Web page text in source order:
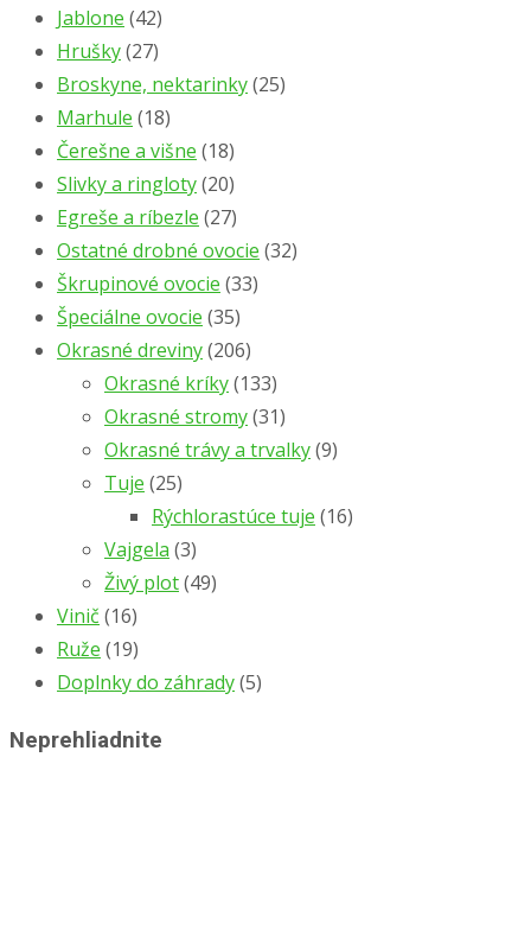
Jablone (42)
Hrušky(27)
Broskyne, nektarinky(25)
Marhule (18)
Čerešne a višne (18)
Slivky a ringloty(20)
Egreše a ríbezle (27)
Ostatné drobné ovocie (32)
Škrupinové ovocie (33)
Špeciálne ovocie (35)
Okrasné dreviny(206)
Okrasné kríky(133)
Okrasné stromy(31)
Okrasné trávy a trvalky(9)
Tuje (25)
Rýchlorastúce tuje (16)
Vajgela (3)
Živý plot(49)
Vinič (16)
Ruže (19)
Doplnky do záhrady(5)
Neprehliadnite